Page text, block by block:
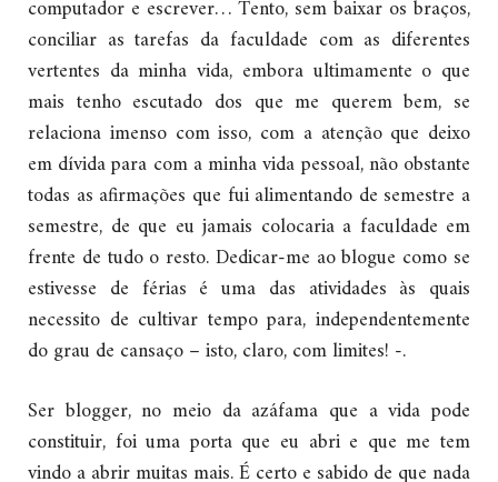
computador e escrever… Tento, sem baixar os braços,
conciliar as tarefas da faculdade com as diferentes
vertentes da minha vida, embora ultimamente o que
mais tenho escutado dos que me querem bem, se
relaciona imenso com isso, com a atenção que deixo
em dívida para com a minha vida pessoal, não obstante
todas as afirmações que fui alimentando de semestre a
semestre, de que eu jamais colocaria a faculdade em
frente de tudo o resto. Dedicar-me ao blogue como se
estivesse de férias é uma das atividades às quais
necessito de cultivar tempo para, independentemente
do grau de cansaço – isto, claro, com limites! -.
Ser blogger, no meio da azáfama que a vida pode
constituir, foi uma porta que eu abri e que me tem
vindo a abrir muitas mais. É certo e sabido de que nada